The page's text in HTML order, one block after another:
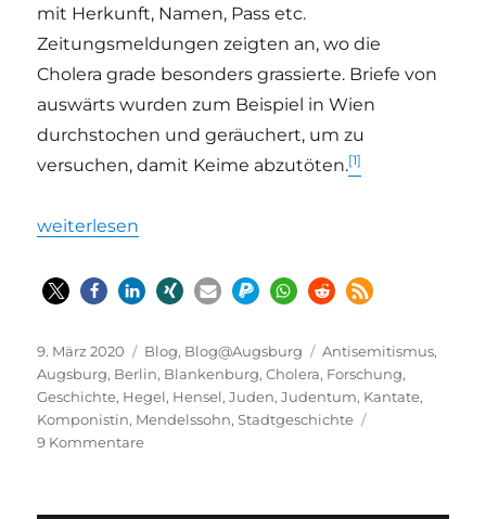
mit Herkunft, Namen, Pass etc.
Zeitungsmeldungen zeigten an, wo die
Cholera grade besonders grassierte. Briefe von
auswärts wurden zum Beispiel in Wien
durchstochen und geräuchert, um zu
versuchen, damit Keime abzutöten.[1]
„Fanny Hensel und die „Cholera-Kantate““
weiterlesen
Veröffentlicht
am
9. März 2020 Kategorien
Blog, Blog@Augsburg Schlagwörter
Antisemitismus,
Augsburg, Berlin, Blankenburg,Cholera, Forschung,
Geschichte, Hegel, Hensel,Juden,Judentum, Kantate,
Komponistin, Mendelssohn,Stadtgeschichte
9 Kommentarezu